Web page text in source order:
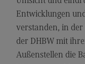
Kontakt
Elektrotechnik
Elektrotechnik
Entwicklungen
verstanden, in
der DHBW mit
Außenstellen die